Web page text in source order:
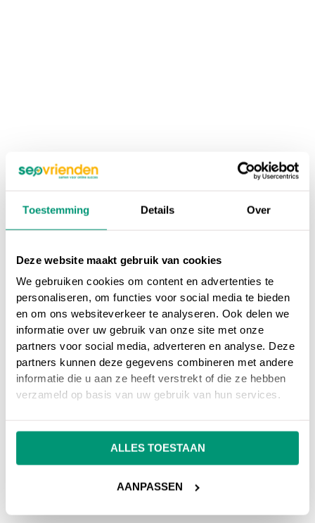
Toestemming Details Over
Deze website maakt gebruik van cookies
We gebruiken cookies om content en advertenties te
personaliseren, om functies voor social media te bieden
en om ons websiteverkeer te analyseren. Ook delen we
informatie over uw gebruik van onze site met onze
partners voor social media, adverteren en analyse. Deze
partners kunnen deze gegevens combineren met andere
informatie die u aan ze heeft verstrekt of die ze hebben
verzameld op basis van uw gebruik van hun services.
ALLES TOESTAAN
AANPASSEN